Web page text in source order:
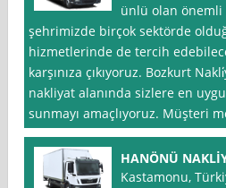
ünlü olan
şehrimizde birçok sektörde
hizmetlerinde de tercih
karşınıza çıkıyoruz. Bozkurt
nakliyat alanında sizlere en
sunmayı amaçlıyoruz. Müşteri
HANÖNÜ
Kastamonu,